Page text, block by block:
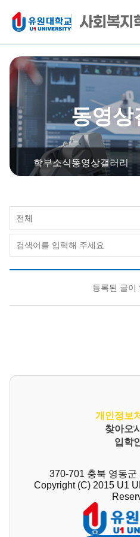
사회복지
동영상
학부소식동영상갤러리
전체
등록된 글이
개인정보
찾아오
입학
370-701 충북 영동
Copyright (C) 2015 U1